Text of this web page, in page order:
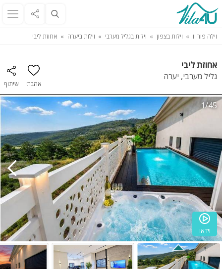
וילה פור יו וילות בצפון וילות בגליל מערבי וילות ביערה אחוזת ליבי
אחוזת ליבי
גליל מערבי, יערה
אהבתי שיתוף
וידאו
1/45